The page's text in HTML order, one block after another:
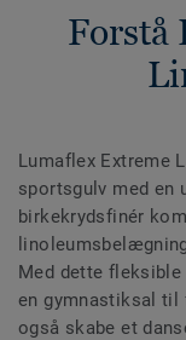
Forstå
Lumaflex Extreme
sportsgulv med en
birkekrydsfinér
Med dette
en gymnastiksal til
også skabe et